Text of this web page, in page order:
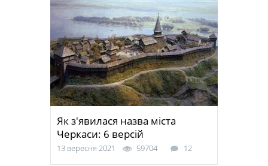
Як з'явилася назва міста
Черкаси: 6 версій
13 вересня 2021 59704 12